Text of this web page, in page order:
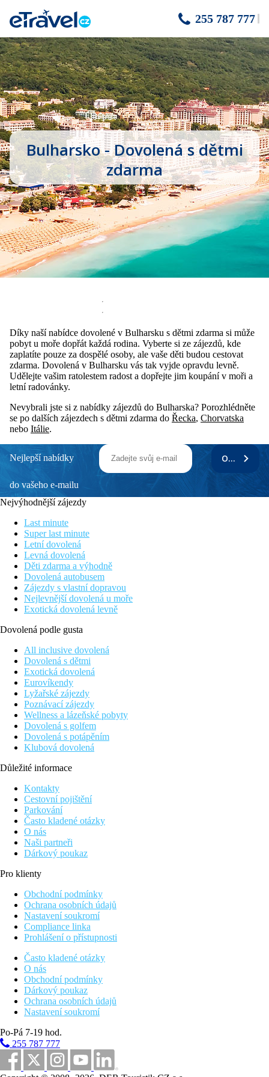
255 787 777
Bulharsko - Dovolená s dětmi
zdarma
Díky naší nabídce dovolené v Bulharsku s dětmi zdarma si může
pobyt u moře dopřát každá rodina. Vyberte si ze zájezdů, kde
zaplatíte pouze za dospělé osoby, ale vaše děti budou cestovat
zdarma. Dovolená v Bulharsku vás tak vyjde opravdu levně.
Udělejte vašim ratolestem radost a dopřejte jim koupání v moři a
letní radovánky.
Nevybrali jste si z nabídky zájezdů do Bulharska? Porozhlédněte
se po dalších zájezdech s dětmi zdarma do Řecka, Chorvatska
nebo Itálie.
Nejlepší nabídky
do vašeho e-mailu
ODEBÍRAT
Nejvýhodnější zájezdy
Last minute
Super last minute
Letní dovolená
Levná dovolená
Děti zdarma a výhodně
Dovolená autobusem
Zájezdy s vlastní dopravou
Nejlevnější dovolená u moře
Exotická dovolená levně
Dovolená podle gusta
All inclusive dovolená
Dovolená s dětmi
Exotická dovolená
Eurovíkendy
Lyžařské zájezdy
Poznávací zájezdy
Wellness a lázeňské pobyty
Dovolená s golfem
Dovolená s potápěním
Klubová dovolená
Důležité informace
Kontakty
Cestovní pojištění
Parkování
Často kladené otázky
O nás
Naši partneři
Dárkový poukaz
Pro klienty
Obchodní podmínky
Ochrana osobních údajů
Nastavení soukromí
Compliance linka
Prohlášení o přístupnosti
Často kladené otázky
O nás
Obchodní podmínky
Dárkový poukaz
Ochrana osobních údajů
Nastavení soukromí
Po-Pá 7-19 hod.
255 787 777